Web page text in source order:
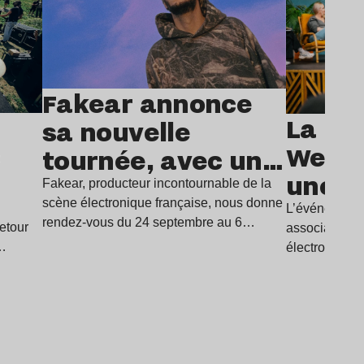
Fakear annonce
sa nouvelle
tournée, avec un
arrêt vibrant à
l’Olympia
Fakear, producteur incontournable de la
scène électronique française, nous donne
rendez-vous du 24 septembre au 6
La
une
avec
association